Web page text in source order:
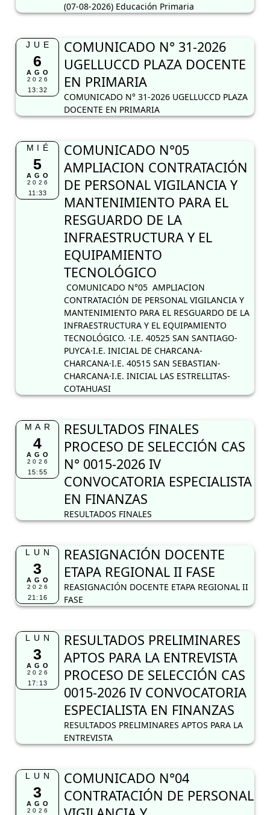
(07-08-2026) Educación Primaria
JUE
6
AGO
2026
13:32
COMUNICADO N° 31-2026
UGELLUCCD PLAZA DOCENTE
EN PRIMARIA
COMUNICADO N° 31-2026 UGELLUCCD PLAZA
DOCENTE EN PRIMARIA
MIÉ
5
AGO
2026
11:33
COMUNICADO N°05
AMPLIACION CONTRATACIÓN
DE PERSONAL VIGILANCIA Y
MANTENIMIENTO PARA EL
RESGUARDO DE LA
INFRAESTRUCTURA Y EL
EQUIPAMIENTO
TECNOLÓGICO
COMUNICADO N°05 AMPLIACION
CONTRATACIÓN DE PERSONAL VIGILANCIA Y
MANTENIMIENTO PARA EL RESGUARDO DE LA
INFRAESTRUCTURA Y EL EQUIPAMIENTO
TECNOLÓGICO. ·I.E. 40525 SAN SANTIAGO-
PUYCA·I.E. INICIAL DE CHARCANA-
CHARCANA·I.E. 40515 SAN SEBASTIAN-
CHARCANA·I.E. INICIAL LAS ESTRELLITAS-
COTAHUASI
MAR
4
AGO
2026
15:55
RESULTADOS FINALES
PROCESO DE SELECCIÓN CAS
N° 0015-2026 IV
CONVOCATORIA ESPECIALISTA
EN FINANZAS
RESULTADOS FINALES
LUN
3
AGO
2026
21:16
REASIGNACIÓN DOCENTE
ETAPA REGIONAL II FASE
REASIGNACIÓN DOCENTE ETAPA REGIONAL II
FASE
LUN
3
AGO
2026
17:13
RESULTADOS PRELIMINARES
APTOS PARA LA ENTREVISTA
PROCESO DE SELECCIÓN CAS
0015-2026 IV CONVOCATORIA
ESPECIALISTA EN FINANZAS
RESULTADOS PRELIMINARES APTOS PARA LA
ENTREVISTA
LUN
3
AGO
2026
COMUNICADO N°04
CONTRATACIÓN DE PERSONAL